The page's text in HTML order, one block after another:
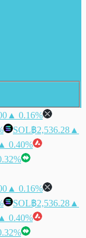
▲ 0.16%
SOL฿2,536.28 ▲
▲ 0.40%
▲ 0.16%
SOL฿2,536.28 ▲
▲ 0.40%